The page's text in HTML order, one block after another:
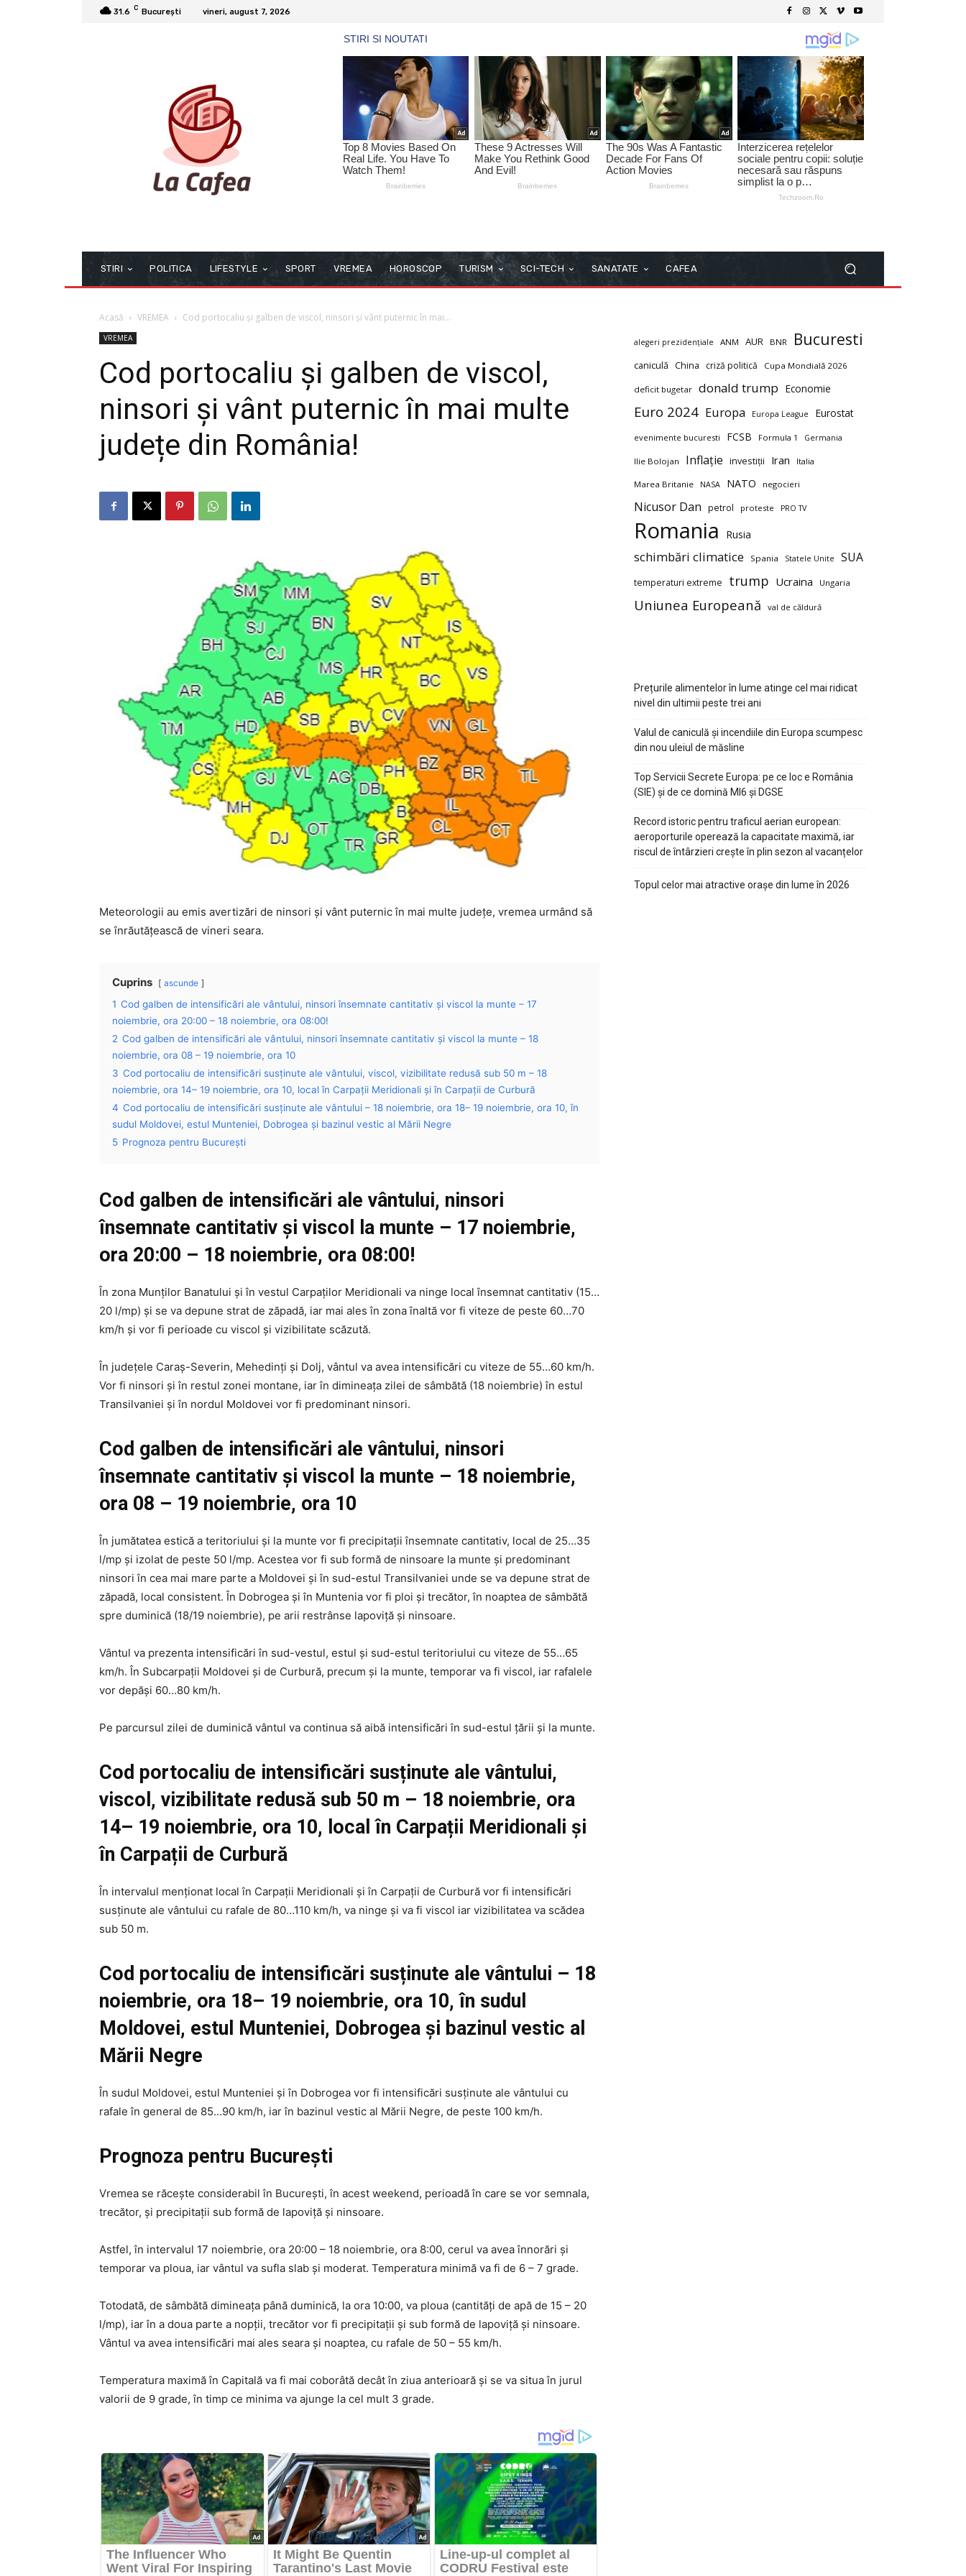
31.6 C București vineri, august 7, 2026
STIRI POLITICA LIFESTYLE SPORT VREMEA HOROSCOP TURISM SCI-TECH SANATATE CAFEA
Acasă VREMEA Cod portocaliu și galben de viscol, ninsori și vânt puternic în mai...
VREMEA
Cod portocaliu și galben de viscol,
ninsori și vânt puternic în mai multe
județe din România!
Meteorologii au emis avertizări de ninsori și vânt puternic în mai multe județe, vremea urmând să
se înrăutățească de vineri seara.
Cuprins ascunde
1 Cod galben de intensificări ale vântului, ninsori însemnate cantitativ și viscol la munte – 17
noiembrie, ora 20:00 – 18 noiembrie, ora 08:00!
2 Cod galben de intensificări ale vântului, ninsori însemnate cantitativ și viscol la munte – 18
noiembrie, ora 08 – 19 noiembrie, ora 10
3 Cod portocaliu de intensificări susținute ale vântului, viscol, vizibilitate redusă sub 50 m – 18
noiembrie, ora 14– 19 noiembrie, ora 10, local în Carpații Meridionali și în Carpații de Curbură
4 Cod portocaliu de intensificări susținute ale vântului – 18 noiembrie, ora 18– 19 noiembrie, ora 10, în
sudul Moldovei, estul Munteniei, Dobrogea și bazinul vestic al Mării Negre
5 Prognoza pentru București
Cod galben de intensificări ale vântului, ninsori
însemnate cantitativ și viscol la munte – 17 noiembrie,
ora 20:00 – 18 noiembrie, ora 08:00!
În zona Munților Banatului și în vestul Carpaților Meridionali va ninge local însemnat cantitativ (15…
20 l/mp) și se va depune strat de zăpadă, iar mai ales în zona înaltă vor fi viteze de peste 60…70
km/h și vor fi perioade cu viscol și vizibilitate scăzută.
În județele Caraș-Severin, Mehedinți și Dolj, vântul va avea intensificări cu viteze de 55…60 km/h.
Vor fi ninsori și în restul zonei montane, iar în dimineața zilei de sâmbătă (18 noiembrie) în estul
Transilvaniei și în nordul Moldovei vor fi predominant ninsori.
Cod galben de intensificări ale vântului, ninsori
însemnate cantitativ și viscol la munte – 18 noiembrie,
ora 08 – 19 noiembrie, ora 10
În jumătatea estică a teritoriului și la munte vor fi precipitații însemnate cantitativ, local de 25…35
l/mp și izolat de peste 50 l/mp. Acestea vor fi sub formă de ninsoare la munte și predominant
ninsori în cea mai mare parte a Moldovei și în sud-estul Transilvaniei unde se va depune strat de
zăpadă, local consistent. În Dobrogea și în Muntenia vor fi ploi și trecător, în noaptea de sâmbătă
spre duminică (18/19 noiembrie), pe arii restrânse lapoviță și ninsoare.
Vântul va prezenta intensificări în sud-vestul, estul și sud-estul teritoriului cu viteze de 55…65
km/h. În Subcarpații Moldovei și de Curbură, precum și la munte, temporar va fi viscol, iar rafalele
vor depăși 60…80 km/h.
Pe parcursul zilei de duminică vântul va continua să aibă intensificări în sud-estul țării și la munte.
Cod portocaliu de intensificări susținute ale vântului,
viscol, vizibilitate redusă sub 50 m – 18 noiembrie, ora
14– 19 noiembrie, ora 10, local în Carpații Meridionali și
în Carpații de Curbură
În intervalul menționat local în Carpații Meridionali și în Carpații de Curbură vor fi intensificări
susținute ale vântului cu rafale de 80…110 km/h, va ninge și va fi viscol iar vizibilitatea va scădea
sub 50 m.
Cod portocaliu de intensificări susținute ale vântului – 18
noiembrie, ora 18– 19 noiembrie, ora 10, în sudul
Moldovei, estul Munteniei, Dobrogea și bazinul vestic al
Mării Negre
În sudul Moldovei, estul Munteniei și în Dobrogea vor fi intensificări susținute ale vântului cu
rafale în general de 85…90 km/h, iar în bazinul vestic al Mării Negre, de peste 100 km/h.
Prognoza pentru București
Vremea se răceşte considerabil în Bucureşti, în acest weekend, perioadă în care se vor semnala,
trecător, şi precipitaţii sub formă de lapoviţă şi ninsoare.
Astfel, în intervalul 17 noiembrie, ora 20:00 – 18 noiembrie, ora 8:00, cerul va avea înnorări şi
temporar va ploua, iar vântul va sufla slab şi moderat. Temperatura minimă va fi de 6 – 7 grade.
Totodată, de sâmbătă dimineaţa până duminică, la ora 10:00, va ploua (cantităţi de apă de 15 – 20
l/mp), iar în a doua parte a nopţii, trecător vor fi precipitaţii şi sub formă de lapoviţă şi ninsoare.
Vântul va avea intensificări mai ales seara şi noaptea, cu rafale de 50 – 55 km/h.
Temperatura maximă în Capitală va fi mai coborâtă decât în ziua anterioară şi se va situa în jurul
valorii de 9 grade, în timp ce minima va ajunge la cel mult 3 grade.
alegeri prezidențiale ANM AUR BNR Bucuresti
caniculă China criză politică Cupa Mondială 2026
deficit bugetar donald trump Economie
Euro 2024 Europa Europa League Eurostat
evenimente bucuresti FCSB Formula 1 Germania
Ilie Bolojan Inflație investiții Iran Italia
Marea Britanie NASA NATO negocieri
Nicusor Dan petrol proteste PRO TV
Romania Rusia
schimbări climatice Spania Statele Unite SUA
temperaturi extreme trump Ucraina Ungaria
Uniunea Europeană val de căldură
Prețurile alimentelor în lume atinge cel mai ridicat
nivel din ultimii peste trei ani
Valul de caniculă și incendiile din Europa scumpesc
din nou uleiul de măsline
Top Servicii Secrete Europa: pe ce loc e România
(SIE) și de ce domină MI6 și DGSE
Record istoric pentru traficul aerian european:
aeroporturile operează la capacitate maximă, iar
riscul de întârzieri crește în plin sezon al vacanțelor
Topul celor mai atractive orașe din lume în 2026